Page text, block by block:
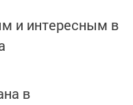
и интересным в
в